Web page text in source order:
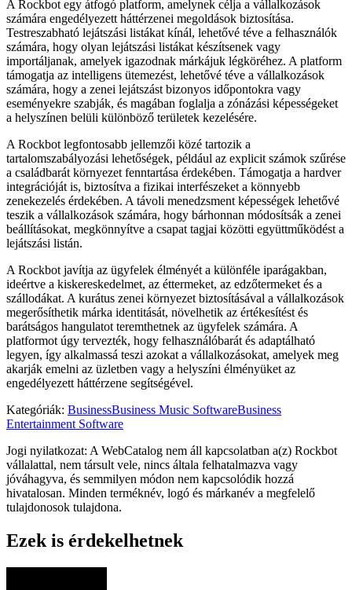
A Rockbot egy átfogó platform, amelynek célja a vállalkozások
számára engedélyezett háttérzenei megoldások biztosítása.
Testreszabható lejátszási listákat kínál, lehetővé téve a felhasználók
számára, hogy olyan lejátszási listákat készítsenek vagy
importáljanak, amelyek igazodnak márkájuk légköréhez. A platform
támogatja az intelligens ütemezést, lehetővé téve a vállalkozások
számára, hogy a zenei lejátszást bizonyos időpontokra vagy
eseményekre szabják, és magában foglalja a zónázási képességeket
a helyszínen belüli különböző területek kezelésére.
A Rockbot legfontosabb jellemzői közé tartozik a
tartalomszabályozási lehetőségek, például az explicit számok szűrése
a családbarát környezet fenntartása érdekében. Támogatja a hardver
integrációját is, biztosítva a fizikai interfészeket a könnyebb
zenekezelés érdekében. A távoli menedzsment képességek lehetővé
teszik a vállalkozások számára, hogy bárhonnan módosítsák a zenei
beállításokat, megkönnyítve a csapat tagjai közötti együttműködést a
lejátszási listán.
A Rockbot javítja az ügyfelek élményét a különféle iparágakban,
ideértve a kiskereskedelmet, az éttermeket, az edzőtermeket és a
szállodákat. A kurátus zenei környezet biztosításával a vállalkozások
megerősíthetik márka identitását, növelhetik az értékesítést és
barátságos hangulatot teremthetnek az ügyfelek számára. A
platformot úgy tervezték, hogy felhasználóbarát és adaptálható
legyen, így alkalmassá teszi azokat a vállalkozásokat, amelyek meg
akarják emelni az üzletben vagy a helyszíni élményüket az
engedélyezett háttérzene segítségével.
Kategóriák: BusinessBusiness Music SoftwareBusiness
Entertainment Software
Jogi nyilatkozat: A WebCatalog nem áll kapcsolatban a(z) Rockbot
vállalattal, nem társult vele, nincs általa felhatalmazva vagy
jóváhagyva, és semmilyen módon nem kapcsolódik hozzá
hivatalosan. Minden terméknév, logó és márkanév a megfelelő
tulajdonosok tulajdona.
Ezek is érdekelhetnek